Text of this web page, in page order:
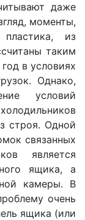
даже
моменты,
из
таким
в условиях
Однако,
условий
строя. Одной
связанных
является
ящика, а
камеры. В
очень
ящика (или